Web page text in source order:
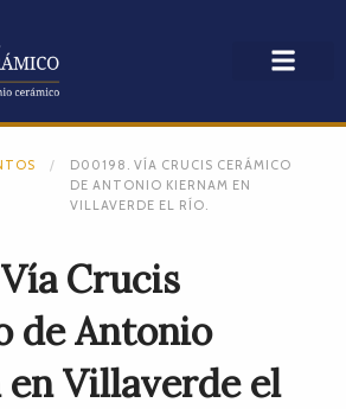
D00198. VÍA CRUCIS CERÁMICO
DE ANTONIO KIERNAM EN
VILLAVERDE EL RÍO.
Crucis
de Antonio
Villaverde el